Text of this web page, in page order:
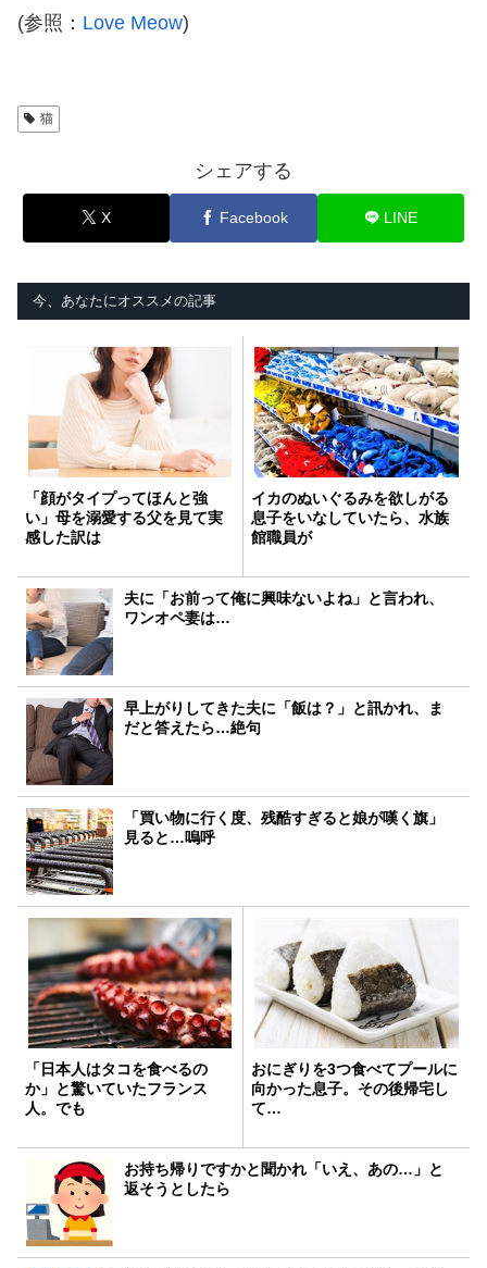
(参照： Love Meow)
猫
シェアする
X Facebook LINE
今、あなたにオススメの記事
「顔がタイプってほんと強
い」母を溺愛する父を見て実
感した訳は
イカのぬいぐるみを欲しがる
息子をいなしていたら、水族
館職員が
夫に「お前って俺に興味ないよね」と言われ、
ワンオペ妻は…
早上がりしてきた夫に「飯は？」と訊かれ、ま
だと答えたら…絶句
「買い物に行く度、残酷すぎると娘が嘆く旗」
見ると…嗚呼
「日本人はタコを食べるの
か」と驚いていたフランス
人。でも
おにぎりを3つ食べてプールに
向かった息子。その後帰宅し
て…
お持ち帰りですかと聞かれ「いえ、あの…」と
返そうとしたら